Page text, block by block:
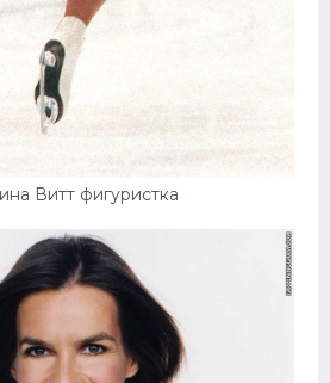
Витт фигуристка